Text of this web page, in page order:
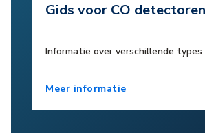
Gids voor CO detectoren
Informatie over verschillende
Meer informatie